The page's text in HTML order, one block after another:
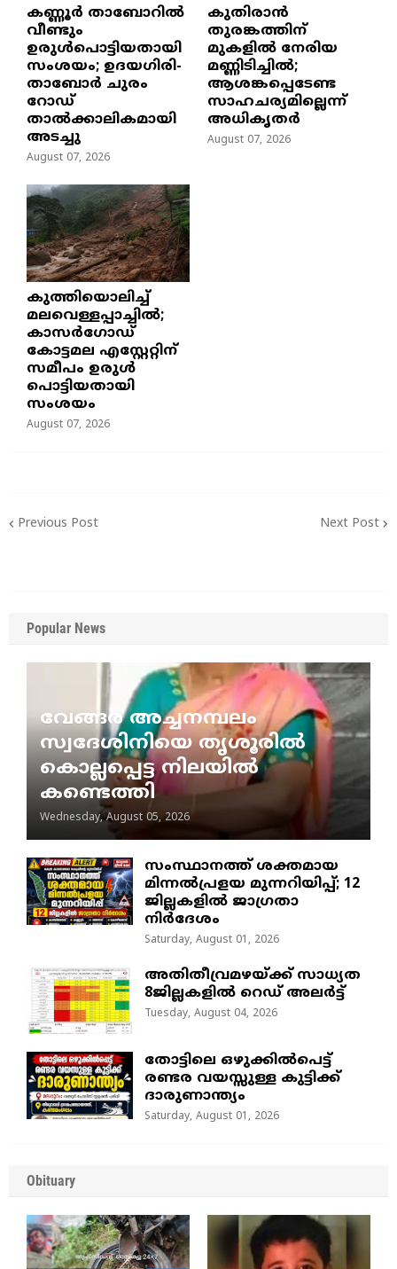
കണ്ണൂർ താബോറിൽ
വീണ്ടും
ഉരുൾപൊട്ടിയതായി
സംശയം; ഉദയഗിരി-
താബോർ ചുരം
റോഡ്
താൽക്കാലികമായി
അടച്ചു
August 07, 2026
കുതിരാൻ
തുരങ്കത്തിന്
മുകളിൽ നേരിയ
മണ്ണിടിച്ചിൽ;
ആശങ്കപ്പെടേണ്ട
സാഹചര്യമില്ലെന്ന്
അധികൃതർ
August 07, 2026
കുത്തിയൊലിച്ച്
മലവെള്ളപ്പാച്ചിൽ;
കാസർഗോഡ്
കോട്ടമല എസ്റ്റേറ്റിന്
സമീപം ഉരുൾ
പൊട്ടിയതായി
സംശയം
August 07, 2026
Previous Post Next Post
Popular News
വേങ്ങര അച്ചനമ്പലം
സ്വദേശിനിയെ തൃശൂരിൽ
കൊല്ലപ്പെട്ട നിലയിൽ
കണ്ടെത്തി
Wednesday, August 05, 2026
സംസ്ഥാനത്ത് ശക്തമായ
മിന്നൽപ്രളയ മുന്നറിയിപ്പ്; 12
ജില്ലകളിൽ ജാഗ്രതാ
നിർദേശം
Saturday, August 01, 2026
അതിതീവ്രമഴയ്ക്ക് സാധ്യത
8ജില്ലകളിൽ റെഡ് അലർട്ട്
Tuesday, August 04, 2026
തോട്ടിലെ ഒഴുക്കിൽപെട്ട്
രണ്ടര വയസ്സുള്ള കുട്ടിക്ക്
ദാരുണാന്ത്യം
Saturday, August 01, 2026
Obituary